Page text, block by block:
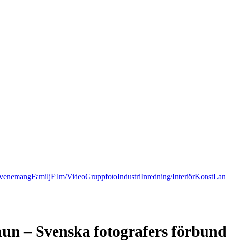
FamiljFilm/VideoGruppfotoIndustriInredning/InteriörKonst
– Svenska fotografers förbund